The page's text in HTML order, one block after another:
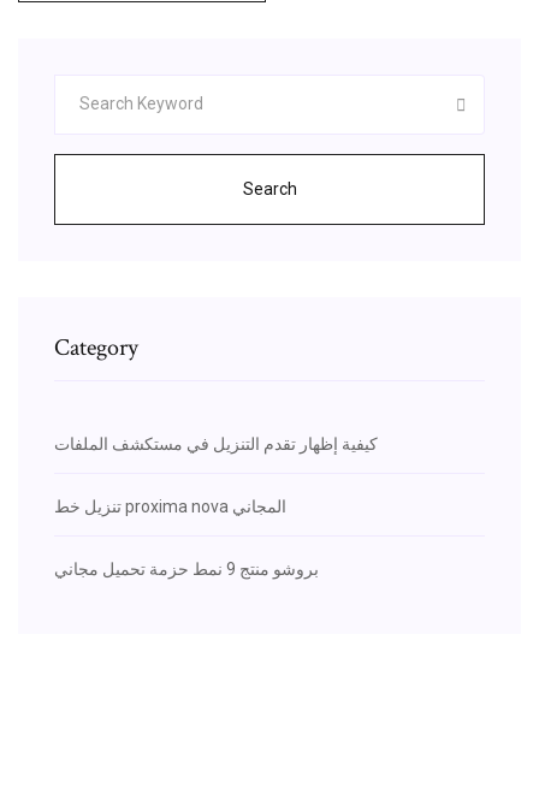
Search
Category
كيفية إظهار تقدم التنزيل في مستكشف الملفات
تنزيل خط proxima nova المجاني
بروشو منتج 9 نمط حزمة تحميل مجاني